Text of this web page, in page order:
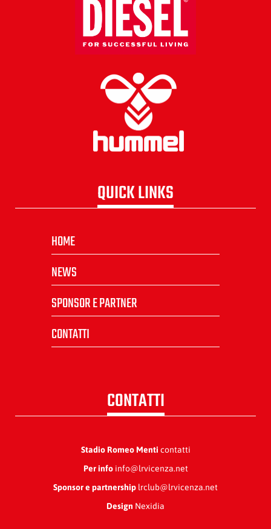
QUICK LINKS
HOME
NEWS
SPONSOR E PARTNER
CONTATTI
CONTATTI
Stadio Romeo Menti contatti
Per infoinfo@lrvicenza.net
Sponsor e partnership lrclub@lrvicenza.net
Design Nexidia